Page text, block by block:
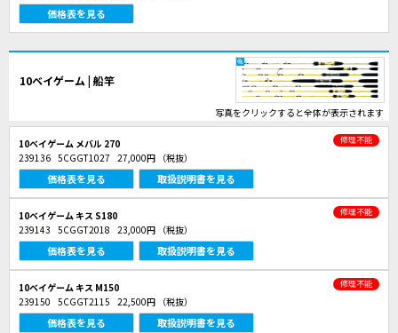
価格表を見る
10ベイゲーム | 船竿
写真をクリックすると全体が表示されます
10ベイゲーム メバル 270 修理不能
239136 5CGGT1027 27,000円 （税抜）
価格表を見る 取扱説明書を見る
10ベイゲーム キス S180 修理不能
239143 5CGGT2018 23,000円 （税抜）
価格表を見る 取扱説明書を見る
10ベイゲーム キス M150 修理不能
239150 5CGGT2115 22,500円 （税抜）
価格表を見る 取扱説明書を見る